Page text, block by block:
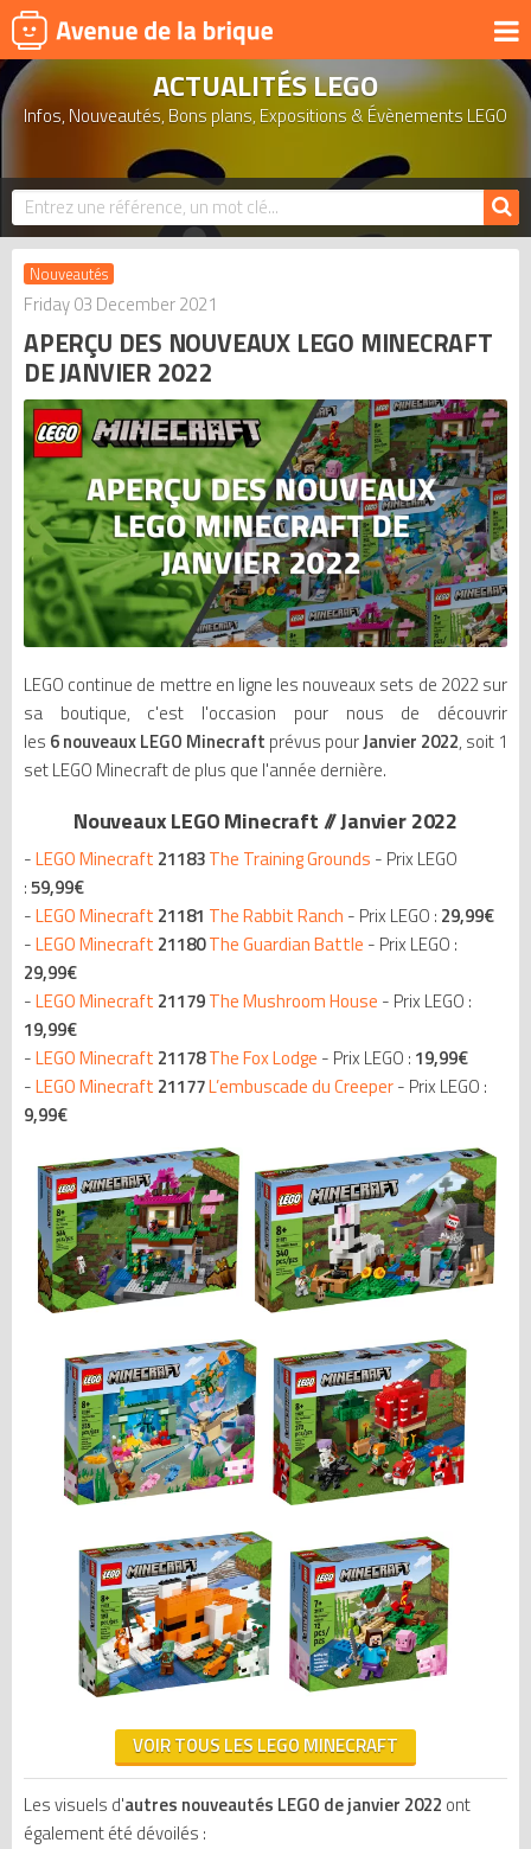
UNIVERS
PRODUITS DÉRIVÉS
NOUVEAUTÉS
LEGO 2026
BONS PLANS
ACTUALITÉS
ASSOCIATIONS DE FANS
EXPOSITIONS LEGO
LEGO LES PLUS CHERS
DERNIERS LEGO AJOUTÉS
ACTUALITÉS LEGO
Infos, Nouveautés, Bons plans, Expositions & Évènements LEGO
Nouveautés
Friday 03 December 2021
APERÇU DES NOUVEAUX LEGO MINECRAFT
DE JANVIER 2022
LEGO continue de mettre en ligne les nouveaux sets de 2022 sur
sa boutique, c'est l'occasion pour nous de découvrir
les 6nouveaux LEGO Minecraft prévus pourJanvier 2022, soit 1
set LEGO Minecraft de plus que l'année dernière.
Nouveaux LEGO Minecraft // Janvier 2022
-LEGO Minecraft 21183The Training Grounds - Prix LEGO
:59,99€
-LEGO Minecraft 21181 The Rabbit Ranch - Prix LEGO : 29,99€
-LEGO Minecraft 21180The Guardian Battle - Prix LEGO :
29,99€
-LEGO Minecraft 21179The Mushroom House - Prix LEGO :
19,99€
-LEGO Minecraft 21178The Fox Lodge - Prix LEGO : 19,99€
-LEGO Minecraft 21177L’embuscade du Creeper- Prix LEGO :
9,99€
VOIR TOUS LES LEGO MINECRAFT
Les visuels d'autres nouveautés LEGO de janvier 2022 ont
également été dévoilés :